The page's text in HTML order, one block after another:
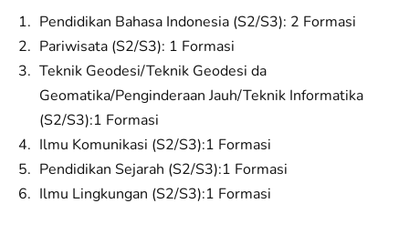
Pendidikan Bahasa Indonesia (S2/S3): 2 Formasi
Pariwisata (S2/S3): 1 Formasi
Teknik Geodesi/Teknik Geodesi da
Geomatika/Penginderaan Jauh/Teknik Informatika
(S2/S3):1 Formasi
Ilmu Komunikasi (S2/S3):1 Formasi
Pendidikan Sejarah (S2/S3):1 Formasi
Ilmu Lingkungan (S2/S3):1 Formasi